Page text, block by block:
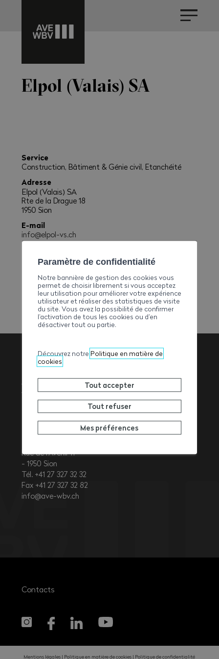
Elpol (Valais) SA
Service
Construction, Bâtiment & Génie civil, Etanchéité
Adresse
Elpol (Valais) SA
Rte de la Drague 18
1950 Sion
E-mail
info@elpol-vs.ch
+41272032327
+41272033308
Association
Valaisanne des
Entrepreneurs
Rue de l’Avenir 11
1950 Sion
Tél. +41 27 327 32 32
Fax +41 27 327 32 82
info@ave-wbv.ch
Contacts
Mentions légales Politique en matière de cookies Politique de confidentialité
Paramètre de confidentialité
Notre bannière de gestion des cookies vous
permet de choisir librement si vous acceptez
leur utilisation pour améliorer votre expérience
utilisateur et réaliser des statistiques de visite
du site. Vous avez la possibilité de confirmer
l’activation de tous les cookies ou d’en
désactiver tout ou partie.
Découvrez notre Politique en matière de
cookies
Tout accepter
Tout refuser
Mes préférences